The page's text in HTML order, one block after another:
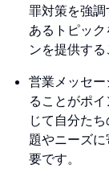
罪対策を強
あるトピッ
ンを提供する
営業メッセ
ることがポ
じて自分た
題やニーズ
要です。